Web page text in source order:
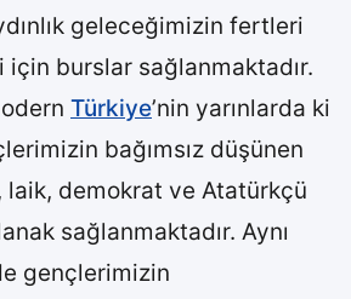
geleceğimizin fertleri
burslar sağlanmaktadır.
Türkiye’nin yarınlarda ki
bağımsız düşünen
laik, demokrat ve Atatürkçü
sağlanmaktadır. Aynı
gençlerimizin